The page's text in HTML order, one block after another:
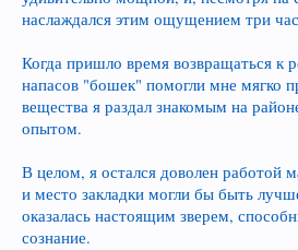
наслаждался этим ощущением три
Когда пришло время возвращаться к
напасов "бошек" помогли мне мягко
вещества я раздал знакомым на
опытом.
В целом, я остался доволен работой
и место закладки могли бы быть
оказалась настоящим зверем,
сознание.